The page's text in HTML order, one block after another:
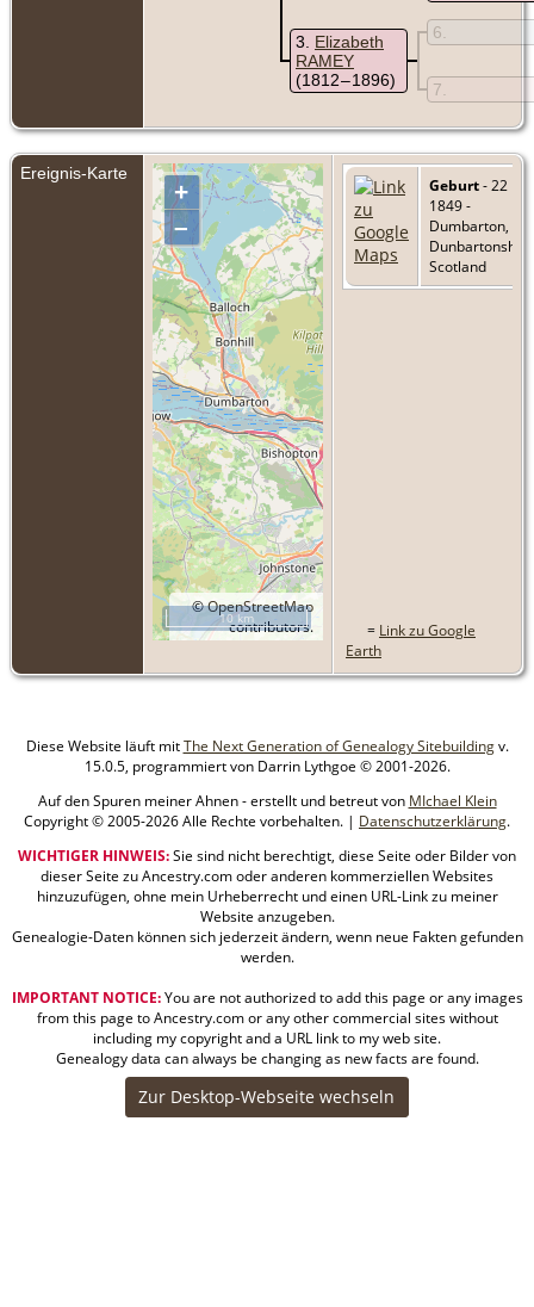
3
Elizabeth
RAMEY
(1812 – 1896)
6
7
Ereignis-Karte
+
–
©OpenStreetMap
contributors.
10 km
Geburt- 22
1849 -
Dumbarton,
Scotland
= Link zu Google
Earth
Diese Website läuft mitThe Next Generation of Genealogy Sitebuildingv.
15.0.5, programmiert von Darrin Lythgoe © 2001-2026.
Auf den Spuren meiner Ahnen - erstellt und betreut von MIchael Klein
Copyright © 2005-2026 Alle Rechte vorbehalten. | Datenschutzerklärung.
WICHTIGER HINWEIS:Sie sind nicht berechtigt, diese Seite oder Bilder von
dieser Seite zu Ancestry.com oder anderen kommerziellen Websites
hinzuzufügen, ohne mein Urheberrecht und einen URL-Link zu meiner
Website anzugeben.
Genealogie-Daten können sich jederzeit ändern, wenn neue Fakten gefunden
werden.
IMPORTANT NOTICE:You are not authorized to add this page or any images
from this page to Ancestry.com or any other commercial sites without
including my copyright and a URL link to my web site.
Genealogy data can always be changing as new facts are found.
Zur Desktop-Webseite wechseln